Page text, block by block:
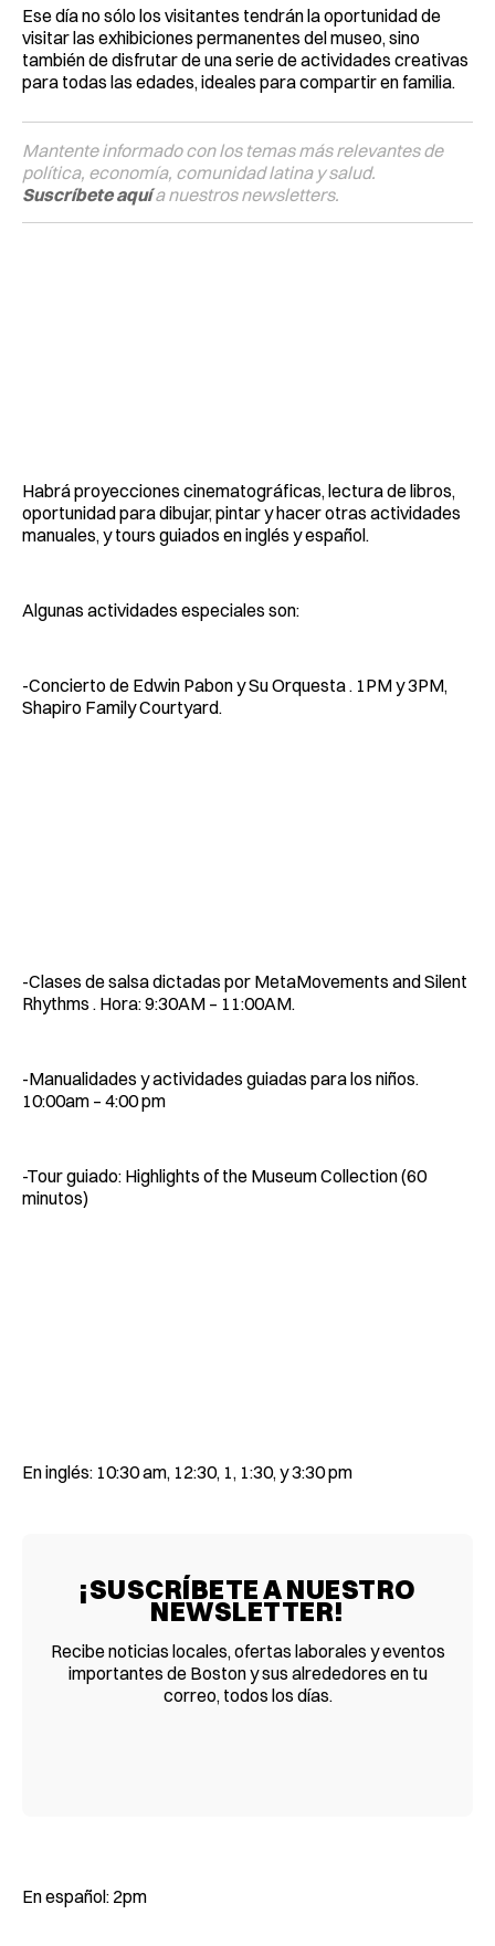
Ese día no sólo los visitantes tendrán la oportunidad de
visitar las exhibiciones permanentes del museo, sino
también de disfrutar de una serie de actividades creativas
para todas las edades, ideales para compartir en familia.
Mantente informado con los temas más relevantes de
política, economía, comunidad latina y salud.
Suscríbete aquía nuestros newsletters.
Habrá proyecciones cinematográficas, lectura de libros,
oportunidad para dibujar, pintar y hacer otras actividades
manuales, y tours guiados en inglés y español.
Algunas actividades especiales son:
-Concierto de Edwin Pabon y Su Orquesta . 1PM y 3PM,
Shapiro Family Courtyard.
-Clases de salsa dictadas por MetaMovements and Silent
Rhythms . Hora: 9:30AM – 11:00AM.
-Manualidades y actividades guiadas para los niños.
10:00am – 4:00 pm
-Tour guiado: Highlights of the Museum Collection (60
minutos)
En inglés: 10:30 am, 12:30, 1, 1:30, y 3:30 pm
¡SUSCRÍBETE A NUESTRO
NEWSLETTER!
Recibe noticias locales, ofertas laborales y eventos
importantes de Boston y sus alrededores en tu
correo, todos los días.
En español: 2pm